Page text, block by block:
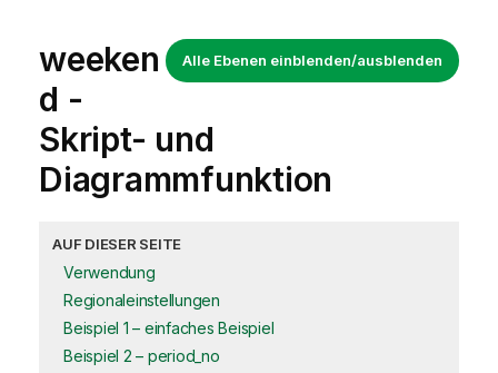
Alle Ebenen einblenden/ausblenden
weeken
d -
Skript- und
Diagrammfunktion
AUF DIESER SEITE
Verwendung
Regionaleinstellungen
Beispiel 1 – einfaches Beispiel
Beispiel 2 – period_no